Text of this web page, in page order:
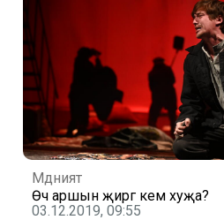
Мәдәният
Өч аршын җиргә кем хуҗа?
03.12.2019, 09:55